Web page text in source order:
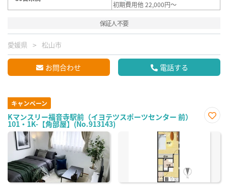
初期費用他 22,000円～
保証人不要
愛媛県 松山市
お問合わせ 電話する
キャンペーン
Kマンスリー福音寺駅前（イヨテツスポーツセンター 前）
101・1K-【角部屋】(No.913143)
に入